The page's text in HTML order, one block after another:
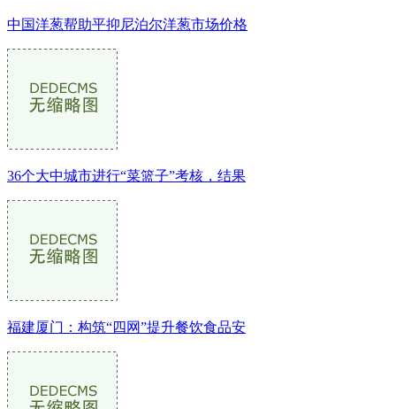
中国洋葱帮助平抑尼泊尔洋葱市场价格
36个大中城市进行“菜篮子”考核，结果
福建厦门：构筑“四网”提升餐饮食品安